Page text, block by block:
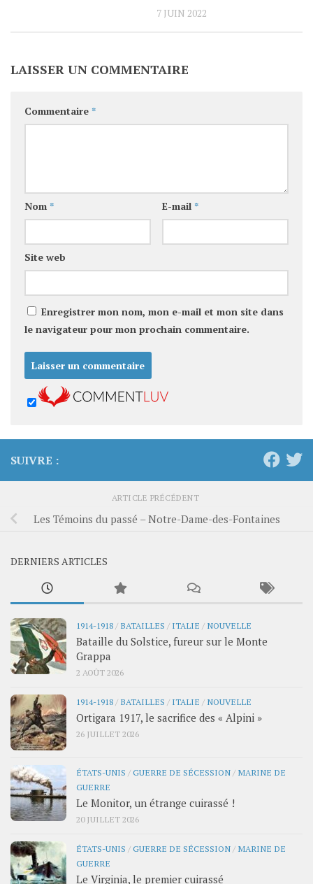
7 JUIN 2022
LAISSER UN COMMENTAIRE
Commentaire *
Nom * E-mail *
Site web
Enregistrer mon nom, mon e-mail et mon site dans
le navigateur pour mon prochain commentaire.
SUIVRE :
ARTICLE PRÉCÉDENT
Les Témoins du passé – Notre-Dame-des-Fontaines
DERNIERS ARTICLES
1914-1918/ BATAILLES / ITALIE / NOUVELLE
Bataille du Solstice, fureur sur le Monte
Grappa
2 AOÛT 2026
1914-1918/ BATAILLES / ITALIE / NOUVELLE
Ortigara 1917, le sacrifice des « Alpini »
26 JUILLET 2026
ÉTATS-UNIS /GUERRE DE SÉCESSION/ MARINE DE
GUERRE
Le Monitor, un étrange cuirassé !
20 JUILLET 2026
ÉTATS-UNIS /GUERRE DE SÉCESSION/ MARINE DE
GUERRE
Le Virginia, le premier cuirassé